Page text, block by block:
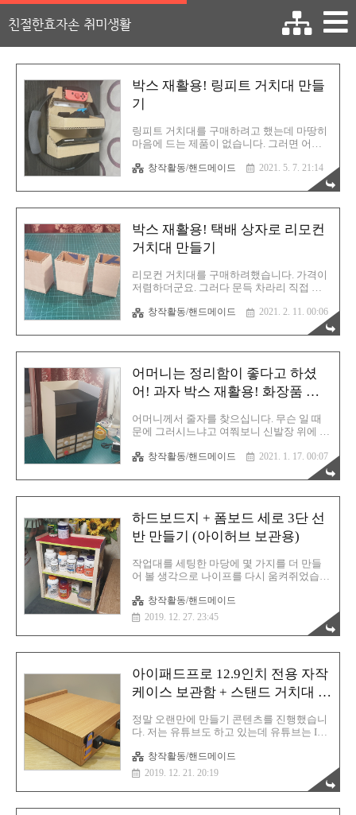
친절한효자손 취미생활
박스 재활용! 링피트 거치대 만들
기
링피트 거치대를 구매하려고 했는데 마땅히
마음에 드는 제품이 없습니다. 그러면 어떻
에 없을 것 같군요. 대충 머릿속에 구상은 해
두었습니다. 링콘을 완벽히 거치시키고 동시
에 레그스트랩과 닌텐도 스위치 본체까지 거
치할 수 있는 녀석으로 만들 것입니다. 평소
그대로 재현해 볼 것입니다. 준비물 1. 홈플
러스에서 공수해온 과자 박스 (두께 5mm 짜
리) 2. 글루건 3. 초강력 양면테이프 4. 스크류
(선택사항) 이 정도가 핵심 자재입니다. 가위
나 칼, 자는 당연히 필수입니다. 양면테이프
가 있으면 더 좋습니다. 그리고 스크류(나사)
도 있으면 더욱 좋겠습니다. 저는 나무로 된
진열대 옆에 고정시킬 것이기에 나사를 사용
해서 고정..
창작활동/핸드메이드 2021. 5. 7. 21:14
박스 재활용! 택배 상자로 리모컨
거치대 만들기
리모컨 거치대를 구매하려했습니다. 가격이
저렴하더군요. 그러다 문득 차라리 직접 만
한김에 바로 실행으로 옮겼습니다. 백수여서
시간이 남아돌거든요. 그리고 때마침 어머니
화장품 보관함을 만든 직후여서 작업 환경이
갖추어진 상황이기도 했습니다. 이럴때 후딱
것이 뻔합니다. 준비물은 뭐 별거 없습니다.
글루건과 박스, 자, 칼 정도만 있으면 됩니다.
재단 길이는 딱히 정하지 않고 그냥 눈대중
으로 대충 이 정도면 되지 않을까 싶은 크기
로 진행했습니다. 당연히 사전에 먼저 리모
컨 사이즈는 알아둬야 할 것입니다. 총 세개
를 만들겁니다. 리모컨이 세개거든요. 셋탑
박스 리모컨과 TV리모컨, 마지막으로 샤오
미 TV박스 리모컨입니다. 가장 ..
창작활동/핸드메이드 2021. 2. 11. 00:06
어머니는 정리함이 좋다고 하셨
어! 과자 박스 재활용! 화장품 보
어머니께서 줄자를 찾으십니다. 무슨 일 때
문에 그러시느냐고 여쭤보니 신발장 위에 화
는 제품을 사야할지 대강 길이를 파악하기
위함이라고 하십니다. 마침 옥상에 안 쓰는
골판지 상자들도 있겠다, 시간은 남아돌겠다
간만에 몸도 좀 풀어볼겸 직접 만들어 드리
한다면서 응원의 메세지를 보내주셨습니다.
여기가 신발장 바로 위의 수납 공간 상황입
니다. 나름 정리함으로 이것 저것 잘 정리가
되어있습니다만 이 상태에서 원하는 제품을
찾기란 무척이나 어려운 상황입니다. 그렇기
에 좀 더 큰 정리함이 필요합니다. 직접 자로
하나 하나 측정 후 제품 만들기에 들어갑니
다. 가장 먼저 설계도면부터 그려야 할 것 같
습니다. 설계도 그리기 스케치업프로로 대..
창작활동/핸드메이드 2021. 1. 17. 00:07
하드보드지 + 폼보드 세로 3단 선
반 만들기 (아이허브 보관용)
작업대를 세팅한 마당에 몇 가지를 더 만들
어 볼 생각으로 나이프를 다시 움켜쥐었습니
이 좀 부실해서 꺼내는데 좀 불편함이 있습
니다. 그래서 이 공간에 맞는 3단 선반을 만
들어 보려고 합니다. 하드보드지와 폼보드를
활용해서요. 이게 기존의 모습 입니다. 온가
족이 챙겨먹고있는 아이허브! 하지만 공간이
필요합니다. 대략 스케치하기 이렇게 만들어
보려고 했습니다. 하지만... 이런 구조면 더 꺼
내기가 귀찮고 복잡해질 것 같습니다. 무엇
보다도 저기 열고 닫게 만들면 앞에 다른 물
건을 놓을 수 없게 됩니다. 구상은 좋았지만,
여기에서는 패스 합니다. 나중에 다른 수납
함을 만들 때 이 도안을 응용해야겠습니다.
그리하여, 두번째 도안을 ..
창작활동/핸드메이드
2019. 12. 27. 23:45
아이패드프로 12.9인치 전용 자작
케이스 보관함 + 스탠드 거치대 만
정말 오랜만에 만들기 콘텐츠를 진행했습니
다. 저는 유튜브도 하고 있는데 유튜브는 IT
보드지 만들기 콘텐츠를 올리고 있습니다.
그동안 블로그 하고 노느라 바쁜 나머지 잠
시 소강상태에 접어들었다가 급 만들고 싶은
게 생각나서 간만에 손을 좀 썼습니다. 그러
하다 동아리 회원분 중에 아이패드 전용 나
창작활동/핸드메이드
2019. 12. 21. 20:19